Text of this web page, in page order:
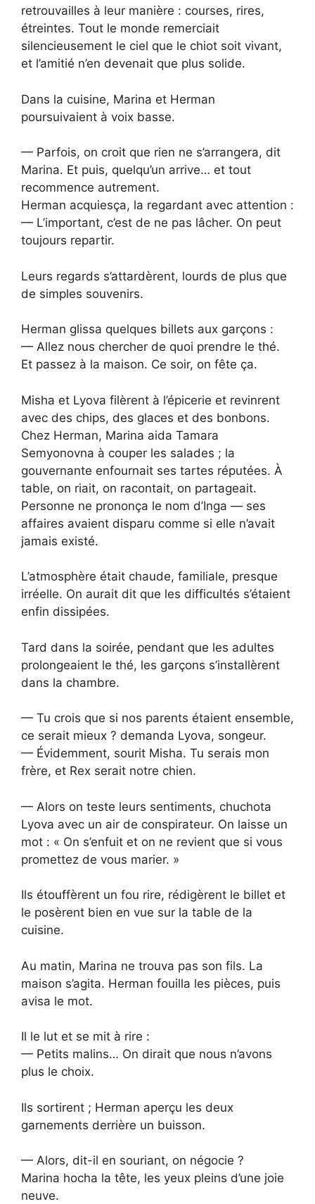
retrouvailles à leur manière : courses, rires,
étreintes. Tout le monde remerciait
silencieusement le ciel que le chiot soit vivant,
et l’amitié n’en devenait que plus solide.
Dans la cuisine, Marina et Herman
poursuivaient à voix basse.
— Parfois, on croit que rien ne s’arrangera, dit
Marina. Et puis, quelqu’un arrive… et tout
recommence autrement.
Herman acquiesça, la regardant avec attention :
— L’important, c’est de ne pas lâcher. On peut
toujours repartir.
Leurs regards s’attardèrent, lourds de plus que
de simples souvenirs.
Herman glissa quelques billets aux garçons :
— Allez nous chercher de quoi prendre le thé.
Et passez à la maison. Ce soir, on fête ça.
Misha et Lyova filèrent à l’épicerie et revinrent
avec des chips, des glaces et des bonbons.
Chez Herman, Marina aida Tamara
Semyonovna à couper les salades ; la
gouvernante enfournait ses tartes réputées. À
table, on riait, on racontait, on partageait.
Personne ne prononça le nom d’Inga — ses
affaires avaient disparu comme si elle n’avait
jamais existé.
L’atmosphère était chaude, familiale, presque
irréelle. On aurait dit que les difficultés s’étaient
enfin dissipées.
Tard dans la soirée, pendant que les adultes
prolongeaient le thé, les garçons s’installèrent
dans la chambre.
— Tu crois que si nos parents étaient ensemble,
ce serait mieux ? demanda Lyova, songeur.
— Évidemment, sourit Misha. Tu serais mon
frère, et Rex serait notre chien.
— Alors on teste leurs sentiments, chuchota
Lyova avec un air de conspirateur. On laisse un
mot : « On s’enfuit et on ne revient que si vous
promettez de vous marier. »
Ils étouffèrent un fou rire, rédigèrent le billet et
le posèrent bien en vue sur la table de la
cuisine.
Au matin, Marina ne trouva pas son fils. La
maison s’agita. Herman fouilla les pièces, puis
avisa le mot.
Il le lut et se mit à rire :
— Petits malins… On dirait que nous n’avons
plus le choix.
Ils sortirent ; Herman aperçu les deux
garnements derrière un buisson.
— Alors, dit-il en souriant, on négocie ?
Marina hocha la tête, les yeux pleins d’une joie
neuve.